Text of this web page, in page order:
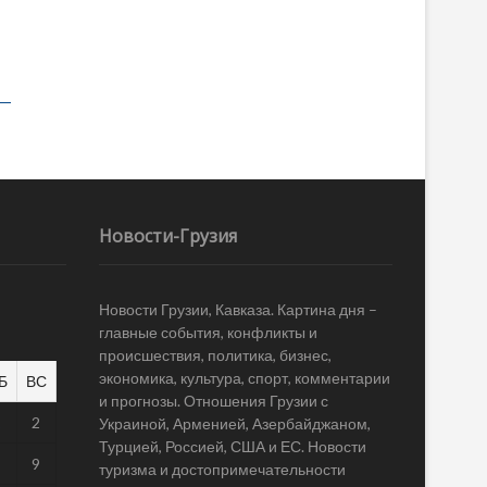
ВС
2
9
Новости-Грузия
Новости Грузии, Кавказа. Картина дня –
главные события, конфликты и
происшествия, политика, бизнес,
экономика, культура, спорт, комментарии
и прогнозы. Отношения Грузии с
Украиной, Арменией, Азербайджаном,
Турцией, Россией, США и ЕС. Новости
туризма и достопримечательности